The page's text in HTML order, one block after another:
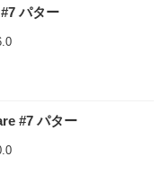
パター
#7 パター